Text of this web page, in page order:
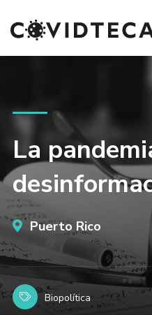
La
Puerto Rico
Biopolítica